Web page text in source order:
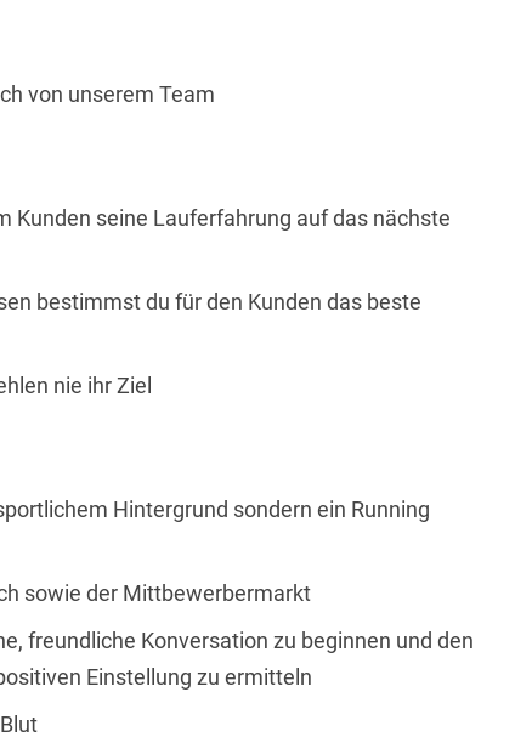
von unserem Team
Kunden seine Lauferfahrung auf das nächste
bestimmst du für den Kunden das beste
nie ihr Ziel
Hintergrund sondern ein Running
sowie der Mittbewerbermarkt
freundliche Konversation zu beginnen und den
Einstellung zu ermitteln